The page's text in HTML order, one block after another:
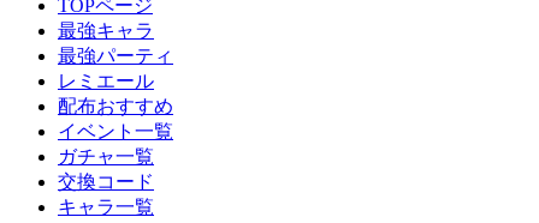
TOPページ
最強キャラ
最強パーティ
レミエール
配布おすすめ
イベント一覧
ガチャ一覧
交換コード
キャラ一覧